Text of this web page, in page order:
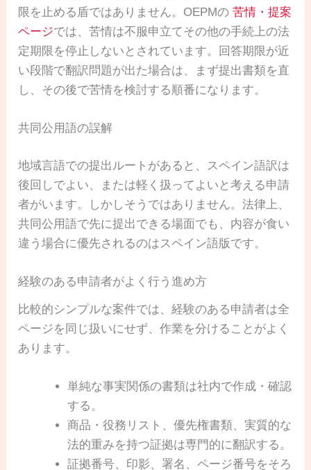
限を止める盾ではありません。OEPMの苦情・提案
ページでは、苦情は不服申立てその他の手続上の法
定期限を停止しないとされています。回答期限が近
い段階で翻訳問題が出た場合は、まず提出書類を直
し、その後で苦情を検討する順番になります。
共同公用語の誤解
地域言語での提出ルートがあると、スペイン語訳は
後回しでよい、または軽く扱ってよいと考える申請
者がいます。しかしそうではありません。法律上、
共同公用語で先に提出できる場面でも、内容が食い
違う場合に優先されるのはスペイン語版です。
経験のある申請者がよく行う進め方
比較的シンプルな案件では、経験のある申請者は全
ページを同じ扱いにせず、作業を分けることがよく
あります。
単純な事実関係の書類は社内で作成・確認
する。
商品・役務リスト、優先権書類、実質的な
法的重みを持つ証拠は専門的に翻訳する。
証拠番号、印影、署名、ページ番号をそろ